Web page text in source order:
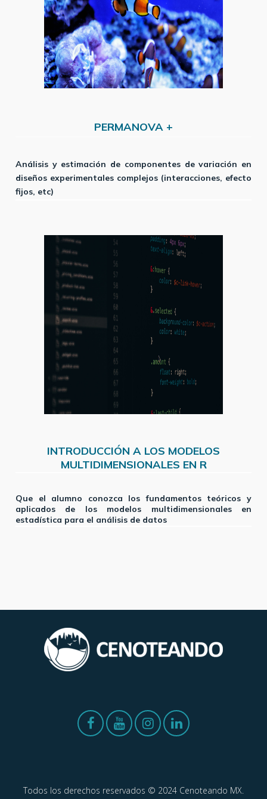
PERMANOVA +
Análisis y estimación de componentes de variación en
diseños experimentales complejos (interacciones, efecto
fijos, etc)
INTRODUCCIÓN A LOS MODELOS
MULTIDIMENSIONALES EN R
Que el alumno conozca los fundamentos teóricos y
aplicados de los modelos multidimensionales en
estadística para el análisis de datos
Todos los derechos reservados © 2024 Cenoteando MX.